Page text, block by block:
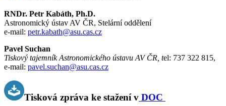
RNDr. Petr Kabáth, Ph.D.
Astronomický ústav AV ČR, Stelární oddělení
e-mail: petr.kabath@asu.cas.cz
Pavel Suchan
Tiskový tajemník Astronomického ústavu AV ČR, tel: 737 322 815,
e-mail: pavel.suchan@asu.cas.cz
Tisková zpráva ke stažení v DOC